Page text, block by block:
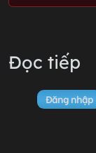
Đọc tiếp
Đăng nhập